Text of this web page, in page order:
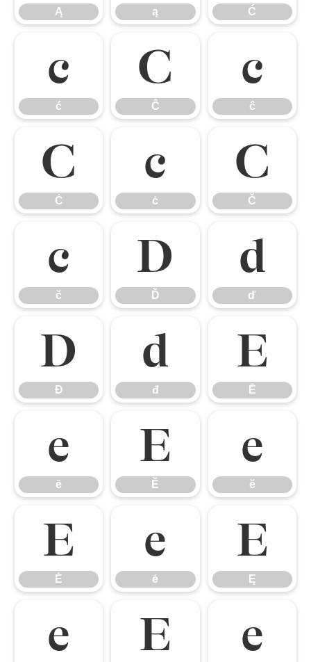
Ą ą Ć
ć
ć
Ĉ
Ĉ
ĉ
ĉ
Ċ
Ċ
ċ
ċ
Č
Č
č
č
Ď
Ď
ď
ď
Đ
Đ
đ
đ
Ē
Ē
ē
ē
Ĕ
Ĕ
ĕ
ĕ
Ė
Ė
ė
ė
Ę
Ę
ę Ě ě